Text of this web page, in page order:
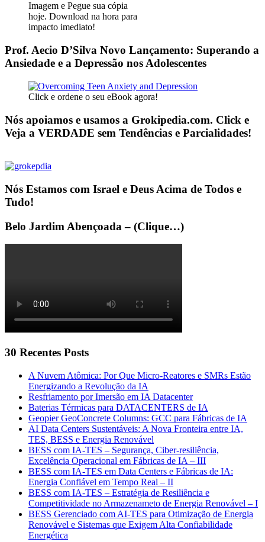
Imagem e Pegue sua cópia
hoje. Download na hora para
impacto imediato!
Prof. Aecio D’Silva Novo Lançamento: Superando a
Ansiedade e a Depressão nos Adolescentes
Click e ordene o seu eBook agora!
Nós apoiamos e usamos a Grokipedia.com. Click e
Veja a VERDADE sem Tendências e Parcialidades!
Nós Estamos com Israel e Deus Acima de Todos e
Tudo!
Belo Jardim Abençoada – (Clique…)
30 Recentes Posts
A Nuvem Atômica: Por Que Micro-Reatores e SMRs Estão
Energizando a Revolução da IA
Resfriamento por Imersão em IA Datacenter
Baterias Térmicas para DATACENTERS de IA
Geopier GeoConcrete Columns: GCC para Fábricas de IA
AI Data Centers Sustentáveis: A Nova Fronteira entre IA,
TES, BESS e Energia Renovável
BESS com IA-TES – Segurança, Ciber-resiliência,
Excelência Operacional em Fábricas de IA – III
BESS com IA-TES em Data Centers e Fábricas de IA:
Energia Confiável em Tempo Real – II
BESS com IA-TES – Estratégia de Resiliência e
Competitividade no Armazenameto de Energia Renovável – I
BESS Gerenciado com AI-TES para Otimização de Energia
Renovável e Sistemas que Exigem Alta Confiabilidade
Energética